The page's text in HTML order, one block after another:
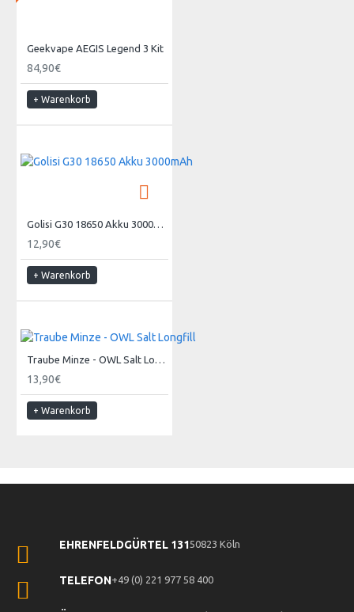
Geekvape AEGIS Legend 3 Kit
84,90€
+ Warenkorb
Golisi G30 18650 Akku 3000mAh
12,90€
+ Warenkorb
Traube Minze - OWL Salt Longfill
13,90€
+ Warenkorb
EHRENFELDGÜRTEL 13150823 Köln
TELEFON+49 (0) 221 977 58 400